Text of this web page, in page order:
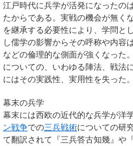
江戸時代に兵学が活発になったの
たからである。実戦の機会が無く
を継承する必要性により、学問と
し儒学の影響からその呼称や内容
などの倫理的な側面が強くなった
についての、いわゆる陣法、戦法
にはその実践性、実用性を失った。
幕末の兵学
幕末には西欧の近代的な兵学が洋学
ン戦争での三兵戦術についての研
て翻訳されて『三兵答古知幾』や